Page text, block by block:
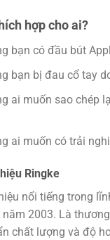
hợp cho ai?
bạn có đầu bút
bạn bị đau cổ tay
ai muốn sao chép
ai muốn có trải
Ringke
nổi tiếng trong
2003. Là
chất lượng và độ